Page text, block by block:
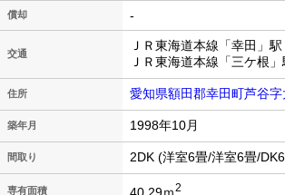
償却 -
交通
ＪＲ東海道本線「幸田」
ＪＲ東海道本線「三ケ根
住所 愛知県額田郡幸田町芦谷字
築年月 1998年10月
間取り 2DK (洋室6畳/洋室6畳/
専有面積 40.29ｍ2